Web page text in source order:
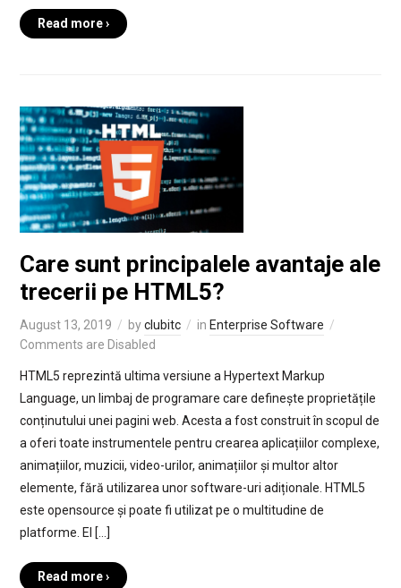
Read more ›
Care sunt principalele avantaje ale
trecerii pe HTML5?
August 13, 2019 byclubitc in Enterprise Software
Comments are Disabled
HTML5 reprezintă ultima versiune a Hypertext Markup
Language, un limbaj de programare care definește proprietățile
conținutului unei pagini web. Acesta a fost construit în scopul de
a oferi toate instrumentele pentru crearea aplicațiilor complexe,
animațiilor, muzicii, video-urilor, animațiilor și multor altor
elemente, fără utilizarea unor software-uri adiționale. HTML5
este opensource și poate fi utilizat pe o multitudine de
platforme. El […]
Read more ›